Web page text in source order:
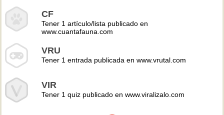
CF
Tener 1 artículo/lista publicado en
www.cuantafauna.com
VRU
Tener 1 entrada publicada en www.vrutal.com
VIR
Tener 1 quiz publicado en www.viralizalo.com